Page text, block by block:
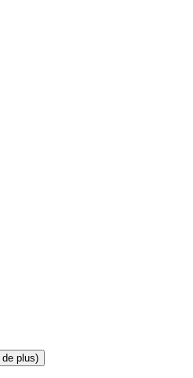
de plus)